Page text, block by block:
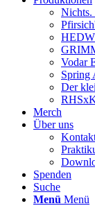
Nichts.
Vodar
Spring
Der
Merch
Über uns
Spenden
Suche
Menü Menü